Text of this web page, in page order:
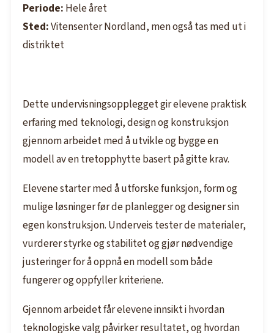
Periode: Hele året
Sted:Vitensenter Nordland, men også tas med ut i
distriktet
Dette undervisningsopplegget gir elevene praktisk
erfaring med teknologi, design og konstruksjon
gjennom arbeidet med å utvikle og bygge en
modell av en tretopphytte basert på gitte krav.
Elevene starter med å utforske funksjon, form og
mulige løsninger før de planlegger og designer sin
egen konstruksjon. Underveis tester de materialer,
vurderer styrke og stabilitet og gjør nødvendige
justeringer for å oppnå en modell som både
fungerer og oppfyller kriteriene.
Gjennom arbeidet får elevene innsikt i hvordan
teknologiske valg påvirker resultatet, og hvordan